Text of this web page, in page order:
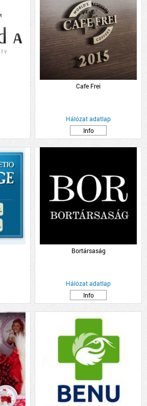
Cafe Frei
Hálózat adatlap
Info
Bortársaság
Hálózat adatlap
Info